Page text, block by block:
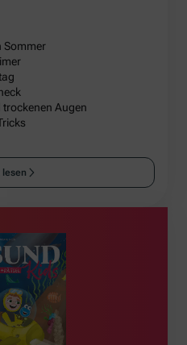
Sommer
trockenen Augen